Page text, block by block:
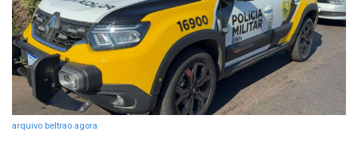
arquivo beltrao agora